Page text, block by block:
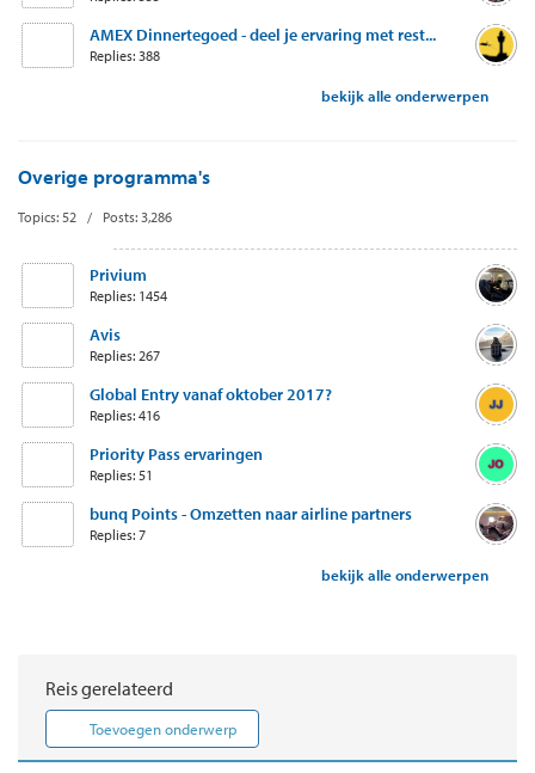
AMEX Dinnertegoed - deel je ervaring met rest...
Replies: 388
bekijk alle onderwerpen
Overige programma's
Topics: 52 / Posts: 3,286
Privium
Replies: 1454
Avis
Replies: 267
Global Entry vanaf oktober 2017?
Replies: 416
Priority Pass ervaringen
Replies: 51
bunq Points - Omzetten naar airline partners
Replies: 7
bekijk alle onderwerpen
Reis gerelateerd
Toevoegen onderwerp